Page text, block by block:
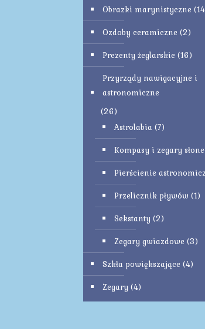
Obrazki marynistyczne
Ozdoby ceramiczne (2)
Prezenty żeglarskie (16)
Przyrządy nawigacyjne i
astronomiczne
(26)
Astrolabia (7)
Kompasy i zegary
Pierścienie
Przelicznik pływów (1)
Sekstanty (2)
Zegary gwiazdowe (3)
Szkła powiększające (4)
Zegary (4)